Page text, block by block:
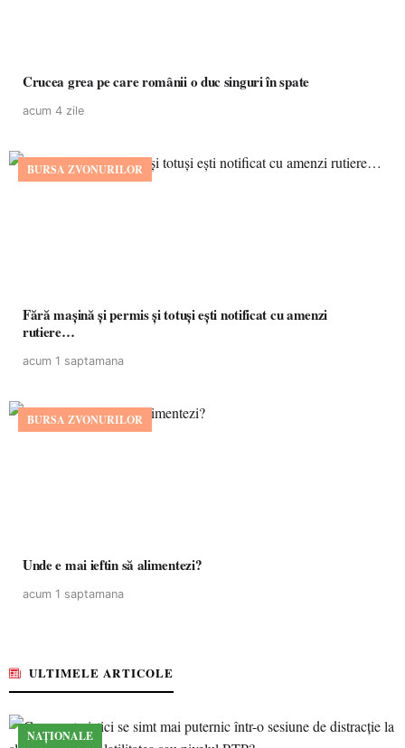
Crucea grea pe care românii o duc singuri în spate
acum 4 zile
BURSA ZVONURILOR
Fără mașină și permis și totuși ești notificat cu amenzi
rutiere…
acum 1 saptamana
BURSA ZVONURILOR
Unde e mai ieftin să alimentezi?
acum 1 saptamana
ULTIMELE ARTICOLE
NAȚIONALE